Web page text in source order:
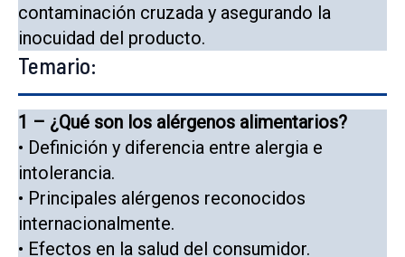
contaminación cruzada y asegurando la
inocuidad del producto.
Temario:
1 – ¿Qué son los alérgenos alimentarios?
• Definición y diferencia entre alergia e
intolerancia.
• Principales alérgenos reconocidos
internacionalmente.
• Efectos en la salud del consumidor.